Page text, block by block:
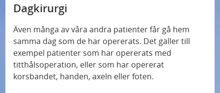
Dagkirurgi
Även många av våra andra patienter får gå hem
samma dag som de har opererats. Det gäller till
exempel patienter som har opererats med
titthålsoperation, eller som har opererat
korsbandet, handen, axeln eller foten.